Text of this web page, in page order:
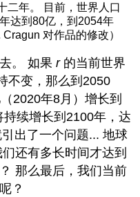
二年。 目前，世界人口
达到80亿，到2054年
对作品的修改）
。 如果r的当前世界
不变，那么到2050
2020年8月）增长到
续增长到2100年，达
出了一个问题... 地球
还有多长时间才达到
那么最后，我们当前
？